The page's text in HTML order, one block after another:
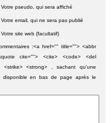
Votre pseudo, qui sera affiché
Votre email, qui ne sera pas publié
Votre site web (facultatif)
:<a href="" title=""> <abbr
cite=""> <cite> <code> <del
<strong> , sachant qu'une
disponible en bas de page après le